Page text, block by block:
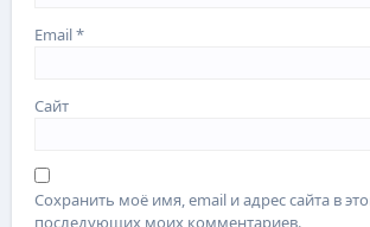
Email*
Сайт
Сохранить моё имя, email и адрес сайта в
последующих моих комментариев.